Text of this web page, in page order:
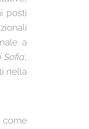
posti
a
Sofia,
nella
come